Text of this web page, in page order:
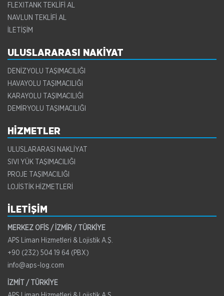
FLEXITANK TEKLİFİ AL
NAVLUN TEKLİFİ AL
İLETİŞİM
ULUSLARARASI NAKİYAT
DENİZYOLU TAŞIMACILIĞI
HAVAYOLU TAŞIMACILIĞI
KARAYOLU TAŞIMACILIĞI
DEMİRYOLU TAŞIMACILIĞI
HİZMETLER
ULUSLARARASI NAKLİYAT
SIVI YÜK TAŞIMACILIĞI
PROJE TAŞIMACILIĞI
LOJİSTİK HİZMETLERİ
İLETİŞİM
MERKEZ OFİS / İZMİR / TÜRKİYE
APS Liman Hizmetleri & Lojistik A.Ş.
+90 (232) 504 19 64 (PBX)
info@aps-log.com
İZMİT / TÜRKİYE